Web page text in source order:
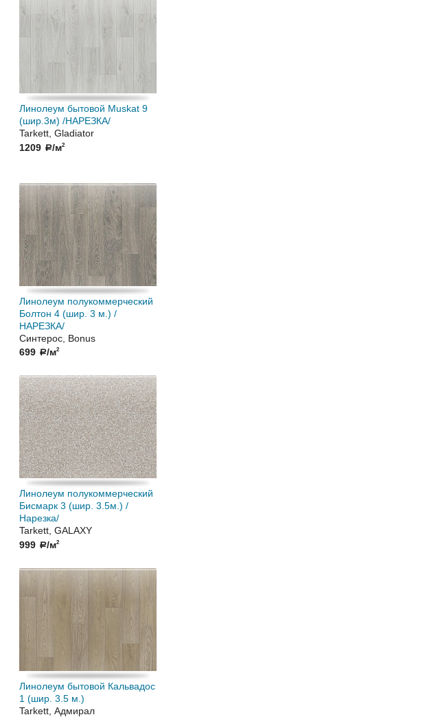
Линолеум бытовой Muskat 9
(шир.3м) /НАРЕЗКА/
Tarkett, Gladiator
1209 a/м2
Линолеум полукоммерческий
Болтон 4 (шир. 3 м.) /
НАРЕЗКА/
Синтерос, Bonus
699 a/м2
Линолеум полукоммерческий
Бисмарк 3 (шир. 3.5м.) /
Нарезка/
Tarkett, GALAXY
999 a/м2
Линолеум бытовой Кальвадос
1 (шир. 3.5 м.)
Tarkett, Адмирал